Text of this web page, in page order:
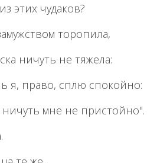
этих чудаков?
торопила,
ничуть не тяжела:
я, право, сплю спокойно:
ничуть мне не пристойно".